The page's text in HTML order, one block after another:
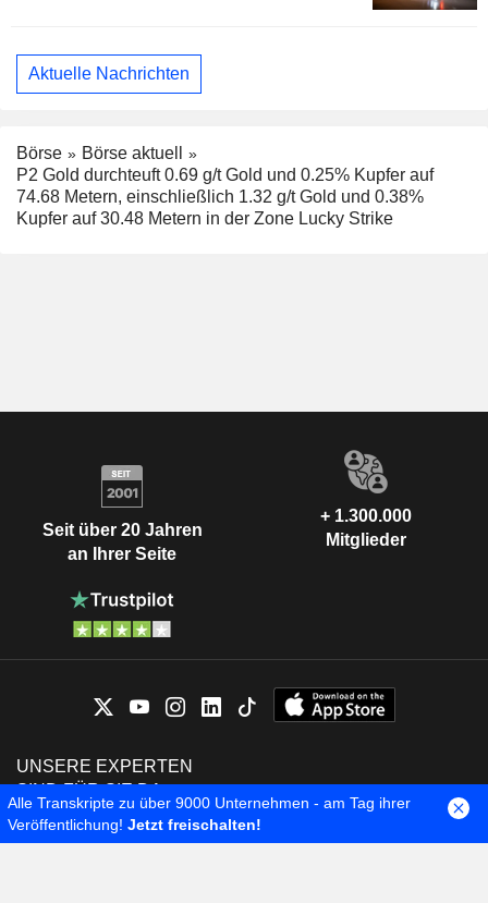
Aktuelle Nachrichten
Börse
Börse aktuell
P2 Gold durchteuft 0.69 g/t Gold und 0.25% Kupfer auf
74.68 Metern, einschließlich 1.32 g/t Gold und 0.38%
Kupfer auf 30.48 Metern in der Zone Lucky Strike
Seit über 20 Jahren
an Ihrer Seite
+ 1.300.000
Mitglieder
UNSERE EXPERTEN
SIND FÜR SIE DA
Montag - Freitag 9.00-
12.00 Uhr / 14.00-18.00
Kontaktieren Sie uns
Alle Transkripte zu über 9000 Unternehmen - am Tag ihrer
Veröffentlichung! Jetzt freischalten!